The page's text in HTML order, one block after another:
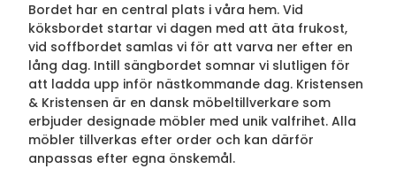
Bordet har en central plats i våra hem. Vid
köksbordet startar vi dagen med att äta frukost,
vid soffbordet samlas vi för att varva ner efter en
lång dag. Intill sängbordet somnar vi slutligen för
att ladda upp inför nästkommande dag. Kristensen
& Kristensen är en dansk möbeltillverkare som
erbjuder designade möbler med unik valfrihet. Alla
möbler tillverkas efter order och kan därför
anpassas efter egna önskemål.